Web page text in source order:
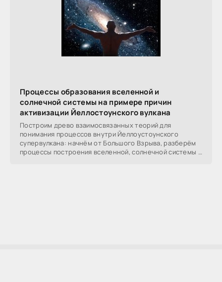
Процессы образования вселенной и
солнечной системы на примере причин
активизации Йеллостоунского вулкана
Построим древо взаимосвязанных теорий для
понимания процессов внутри Йеллоустоунского
супервулкана: начнём от Большого Взрыва, разберём
процессы построения вселенной, солнечной системы в